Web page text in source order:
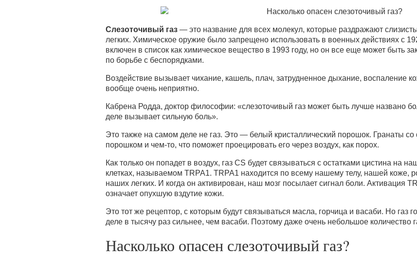
Слезоточивый газ — это название для всех молекул, которые раздражают
легких. Химическое оружие было запрещено использовать в военных действиях с
включен в список как химическое вещество в 1993 году, но он все еще может быть
по борьбе с беспорядками.
Воздействие вызывает чихание, кашель, плач, затрудненное дыхание, воспаление
вообще очень неприятно.
Кабрена Родда, доктор философии: «слезоточивый газ может быть лучше названо
деле вызывает сильную боль».
Это также на самом деле не газ. Это — белый кристаллический порошок. Гранаты
порошком и чем-то, что поможет проецировать его через воздух, как порох.
Как только он попадет в воздух, газ CS будет связываться с остатками цистина на
клетках, называемом TRPA1. TRPA1 находится по всему нашему телу, нашей коже,
наших легких. И когда он активирован, наш мозг посылает сигнал боли. Активация
означает опухшую вздутие кожи.
Это тот же рецептор, с которым будут связываться масла, горчица и васаби. Но
деле в тысячу раз сильнее, чем васаби. Поэтому даже очень небольшое количество
Насколько опасен слезоточивый газ?